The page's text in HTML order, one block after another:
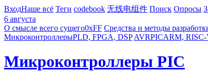
ВходНаше всё Теги codebook 无线电组件 Поиск Опросы
6 августа
О смысле всего сущего0xFF Средства и методы
МикроконтроллерыPLD, FPGA, DSP AVRPICARM,
Микроконтроллеры PIC